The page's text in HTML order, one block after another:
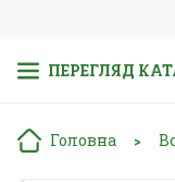
ПЕРЕГЛЯД
Головна >